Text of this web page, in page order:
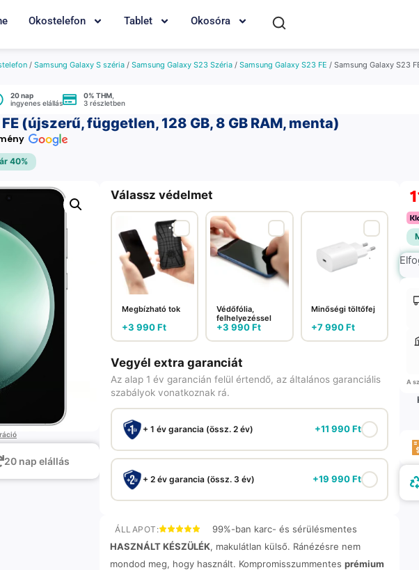
Okostelefon Tablet Okosóra
/ Samsung Galaxy S széria / Samsung Galaxy S23 Széria / Samsung Galaxy S23 FE / Samsung Galaxy S23
20 nap
ingyenes elállás
0% THM
3 részletben
(újszerű, független, 128 GB, 8 GB RAM, menta)
40%
20 nap elállás
Válassz védelmet
Megbízható tok
+3 990Ft
Védőfólia,
felhelyezéssel
+3 990Ft
Minőségi töltőfej
+7 990Ft
Vegyél extra garanciát
Az alap 1 év garancián felül értendő, az általános garanciális
szabályok vonatkoznak rá.
+ 1 év garancia (össz. 2 év) +11 990Ft
+ 2 év garancia (össz. 3 év) +19 990Ft
ÁLLAPOT:
99%-ban karc- és sérülésmentes
HASZNÁLT KÉSZÜLÉK, makulátlan külső. Ránézésre nem
mondod meg, hogy használt. Kompromisszummentes prémium
A